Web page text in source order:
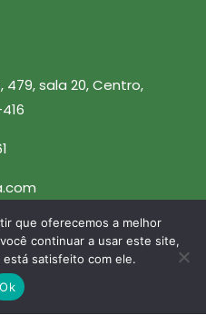
479, sala 20, Centro,
que oferecemos a melhor
continuar a usar este site,
satisfeito com ele.
Ok